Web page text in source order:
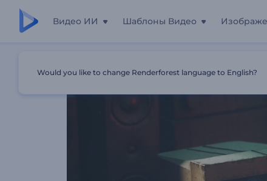
Видео ИИ Шаблоны Видео
Would you like to change Renderforest language to English?